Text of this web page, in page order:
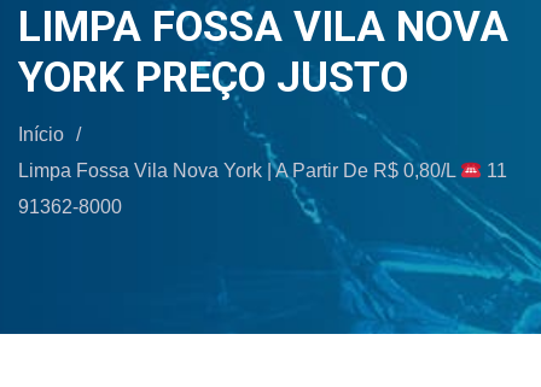
LIMPA FOSSA VILA NOVA
YORK PREÇO JUSTO
Início /
Limpa Fossa Vila Nova York | A Partir De R$ 0,80/L
11
91362-8000